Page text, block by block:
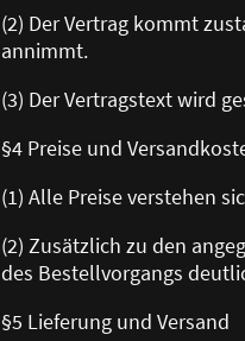
(2) Der Vertrag kommt
annimmt.
(3) Der Vertragstext wird
§4 Preise und
(1) Alle Preise verstehen
(2) Zusätzlich zu den
des Bestellvorgangs
§5 Lieferung und Versand